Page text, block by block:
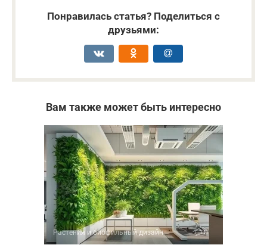
Понравилась статья? Поделиться с
друзьями:
Вам также может быть интересно
Растения и биофильный дизайн 0